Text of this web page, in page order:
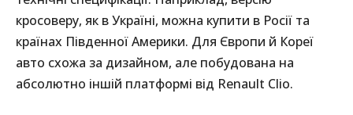
кросоверу, як в Україні, можна купити в Росії та
країнах Південної Америки. Для Європи й Кореї
авто схожа за дизайном, але побудована на
абсолютно іншій платформі від Renault Clio.